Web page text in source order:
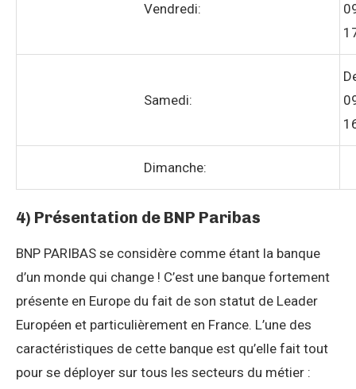
Vendredi:
Samedi:
Dimanche:
4) Présentation de BNP Paribas
BNP PARIBAS se considère comme étant la banque
d’un monde qui change ! C’est une banque fortement
présente en Europe du fait de son statut de Leader
Européen et particulièrement en France. L’une des
caractéristiques de cette banque est qu’elle fait tout
pour se déployer sur tous les secteurs du métier :